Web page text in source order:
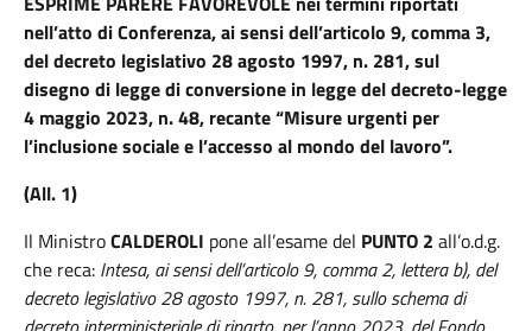
nell’atto di Conferenza, ai sensi dell’articolo 9, comma 3,
del decreto legislativo 28 agosto 1997, n. 281, sul
disegno di legge di conversione in legge del decreto-legge
4 maggio 2023, n. 48, recante “Misure urgenti per
l’inclusione sociale e l’accesso al mondo del lavoro”.
(All. 1)
Il MinistroCALDEROLI pone all’esame del PUNTO 2 all’o.d.g.
che reca: Intesa, ai sensi dell’articolo 9, comma 2, lettera b), del
decreto legislativo 28 agosto 1997, n. 281, sullo schema di